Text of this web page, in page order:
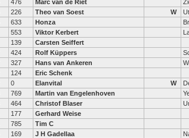
476 Marc van de Riet
226 Theo van Soest W
633 Honza
553 Viktor Kerbert
139 Carsten Seiffert
424 Rolf Küppers
327 Hans van Ankeren
124 Eric Schenk
0 Elanvital W
769 Martin van Engelenhoven
464 Christof Blaser
177 Gerhard Weise
785 Tim C
169 J H Gadellaa